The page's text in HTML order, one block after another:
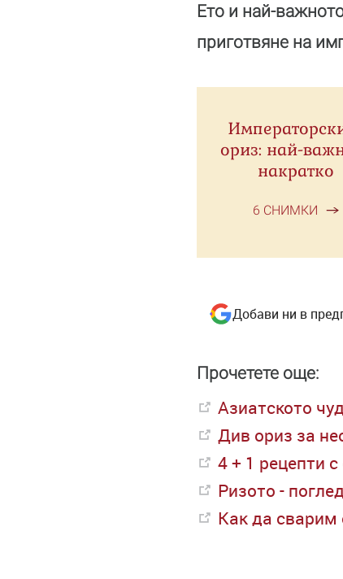
Ето и най-
приготвяне на
ориз: най-
накратко
6 СНИМКИ
Добави ни в
Прочетете още:
Азиатското
Див ориз за
4 + 1 рецепти с
Ризото -
Как да сварим